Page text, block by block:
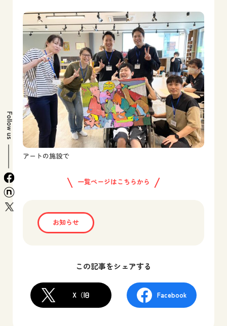
Follow us
アートの施設で
一覧ページはこちらから
お知らせ
この記事をシェアする
X（旧 Facebook